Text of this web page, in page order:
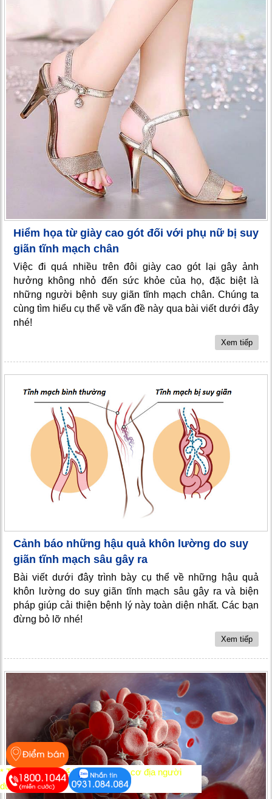
Hiểm họa từ giày cao gót đối với phụ nữ bị suy
giãn tĩnh mạch chân
Việc đi quá nhiều trên đôi giày cao gót lại gây ảnh
hưởng không nhỏ đến sức khỏe của họ, đặc biệt là
những người bệnh suy giãn tĩnh mạch chân. Chúng ta
cùng tìm hiểu cụ thể về vấn đề này qua bài viết dưới đây
nhé!
Xem tiếp
Cảnh báo những hậu quả khôn lường do suy
giãn tĩnh mạch sâu gây ra
Bài viết dưới đây trình bày cụ thể về những hậu quả
khôn lường do suy giãn tĩnh mạch sâu gây ra và biện
pháp giúp cải thiện bệnh lý này toàn diện nhất. Các bạn
đừng bỏ lỡ nhé!
Xem tiếp
* Tác dụng có thể khác nhau tùy cơ địa người
dùng